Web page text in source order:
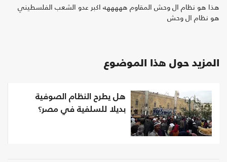
هذا هو نظام ال وحش المقاوم هههههه اكبر عدو الشعب الفلسطيني
هو نظام ال وحش
المزيد حول هذا الموضوع
هل يطرح النظام الصوفية
بديلا للسلفية في مصر؟